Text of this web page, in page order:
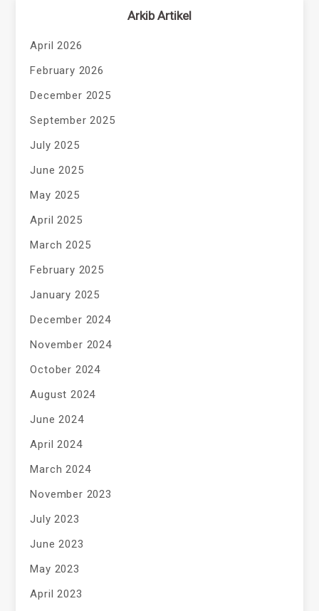
Arkib Artikel
April 2026
February 2026
December 2025
September 2025
July 2025
June 2025
May 2025
April 2025
March 2025
February 2025
January 2025
December 2024
November 2024
October 2024
August 2024
June 2024
April 2024
March 2024
November 2023
July 2023
June 2023
May 2023
April 2023